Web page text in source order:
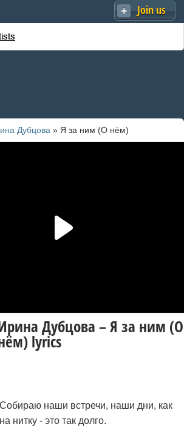
Join us
Дубцова » Я за ним (О нём)
Дубцова – Я за ним (О
lyrics
Собираю наши встречи, наши дни, как
на нитку - это так долго.